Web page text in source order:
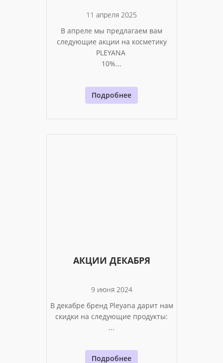
11 апреля 2025
В апреле мы предлагаем вам
следующие акции на косметику
PLEYANA
10%...
Подробнее
АКЦИИ ДЕКАБРЯ
9 июня 2024
В декабре бренд Pleyana дарит нам
скидки на следующие продукты:
...
Подробнее